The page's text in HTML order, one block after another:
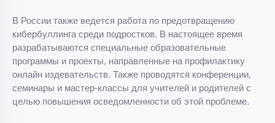
В России также ведется работа по предотвращению
кибербуллинга среди подростков. В настоящее время
разрабатываются специальные образовательные
программы и проекты, направленные на профилактику
онлайн издевательств. Также проводятся конференции,
семинары и мастер-классы для учителей и родителей с
целью повышения осведомленности об этой проблеме.